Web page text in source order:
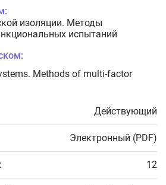
изоляции. Методы
испытаний
Methods of multi-factor
Действующий
Электронный (PDF)
12